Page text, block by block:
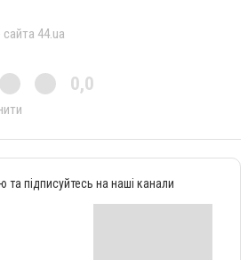
44.ua
0,0
та підписуйтесь на наші канали